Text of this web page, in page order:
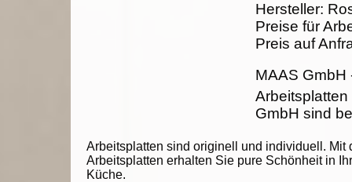
Arbeitsplatten sind originell und individuell. Mit
Arbeitsplatten erhalten Sie pure Schönheit in
Küche.
Hersteller:
Preise für
Preis auf
MAAS GmbH
GmbH sind